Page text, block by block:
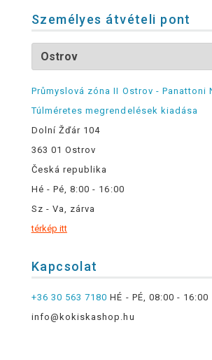
Személyes átvételi pont
Průmyslová zóna II Ostrov - Panattoni
Túlméretes megrendelések kiadása
Dolní Žďár 104
363 01 Ostrov
Česká republika
Hé - Pé, 8:00 - 16:00
Sz - Va, zárva
térkép itt
Kapcsolat
+36 30 563 7180 HÉ - PÉ, 08:00 - 16:00
info@kokiskashop.hu